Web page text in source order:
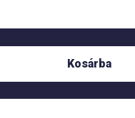
Kosárba